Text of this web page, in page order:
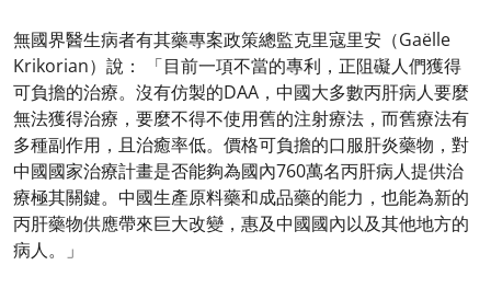
無國界醫生病者有其藥專案政策總監克里寇里安（Gaëlle
Krikorian）說： 「目前一項不當的專利，正阻礙人們獲得
可負擔的治療。沒有仿製的DAA，中國大多數丙肝病人要麼
無法獲得治療，要麼不得不使用舊的注射療法，而舊療法有
多種副作用，且治癒率低。價格可負擔的口服肝炎藥物，對
中國國家治療計畫是否能夠為國內760萬名丙肝病人提供治
療極其關鍵。中國生產原料藥和成品藥的能力，也能為新的
丙肝藥物供應帶來巨大改變，惠及中國國內以及其他地方的
病人。」